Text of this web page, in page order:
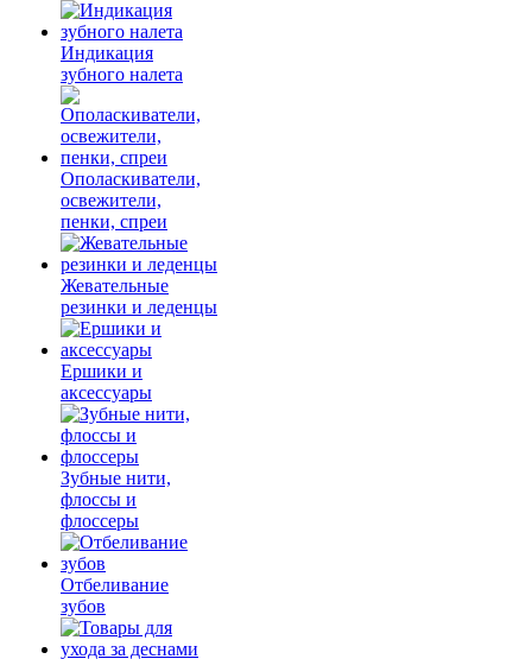
Индикация
зубного налета
Ополаскиватели,
освежители,
пенки, спреи
Жевательные
резинки и леденцы
Ершики и
аксессуары
Зубные нити,
флоссы и
флоссеры
Отбеливание
зубов